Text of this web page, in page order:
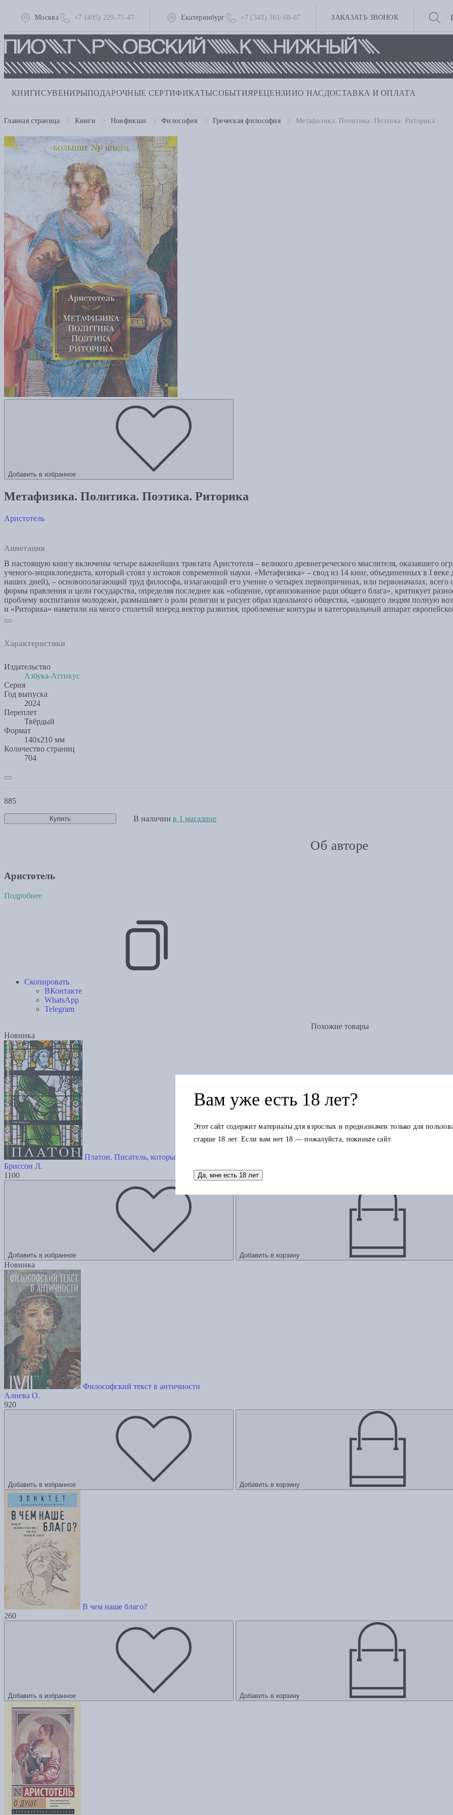
Москва +7 (495) 229-75-47 Екатеринбург +7 (343) 361-68-07 ЗАКАЗАТЬ ЗВОНОК
КНИГИСУВЕНИРЫПОДАРОЧНЫЕ СЕРТИФИКАТЫСОБЫТИЯРЕЦЕНЗИИО НАС ДОСТАВКА И ОПЛАТА
Главная страница Книги Нонфикшн Философия Греческая философия Метафизика. Политика. Поэтика. Риторика
Добавить в избранное
Метафизика. Политика. Поэтика. Риторика
Аристотель
Аннотация
В настоящую книгу включены четыре важнейших трактата Аристотеля – великого древнегреческого мыслителя, оказавшего
ученого-энциклопедиста, который стоял у истоков современной науки. «Метафизика» – свод из 14 книг, объединенных в I
наших дней), – основополагающий труд философа, излагающий его учение о четырех первопричинах, или первоначалах, всего
формы правления и цели государства, определяя последнее как «общение, организованное ради общего блага», критикует
проблему воспитания молодежи, размышляет о роли религии и рисует образ идеального общества, «дающего людям полную
и «Риторика» наметили на много столетий вперед вектор развития, проблемные контуры и категориальный аппарат
Характеристики
Издательство
Азбука-Аттикус
Серия
Год выпуска
2024
Переплет
Твёрдый
Формат
140х210 мм
Количество страниц
704
885
Купить В наличии в 1 магазине
Об авторе
Аристотель
Подробнее
Скопировать
ВКонтакте
WhatsApp
Telegram
Похожие товары
Новинка
Платон. Писатель, который изобрёл философию
Бриссон Л.
1100
Добавить в избранное Добавить в корзину
Новинка
Философский текст в античности
Алиева О.
920
Добавить в избранное Добавить в корзину
В чем наше благо?
260
Добавить в избранное Добавить в корзину
Вам уже есть 18 лет?
Этот сайт содержит материалы для взрослых и предназначен только для
старше 18 лет. Если вам нет 18 — пожалуйста, покиньте сайт.
Да, мне есть 18 лет